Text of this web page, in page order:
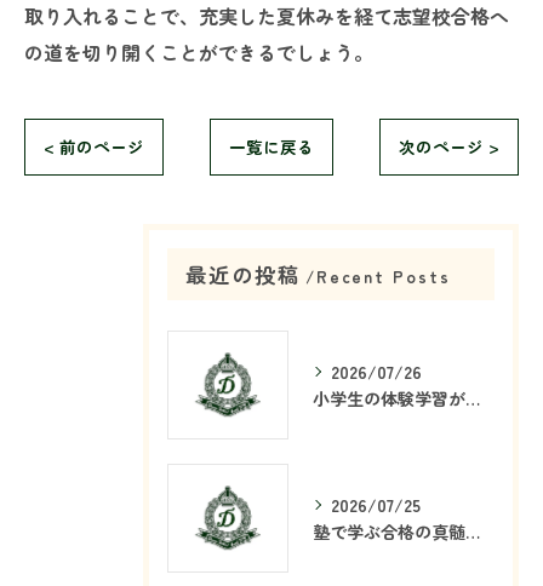
取り入れることで、充実した夏休みを経て志望校合格へ
の道を切り開くことができるでしょう。
< 前のページ 一覧に戻る 次のページ >
最近の投稿 Recent Posts
2026/07/26
小学生の体験学習が塾で重要な理由
2026/07/25
塾で学ぶ合格の真髄とは何か